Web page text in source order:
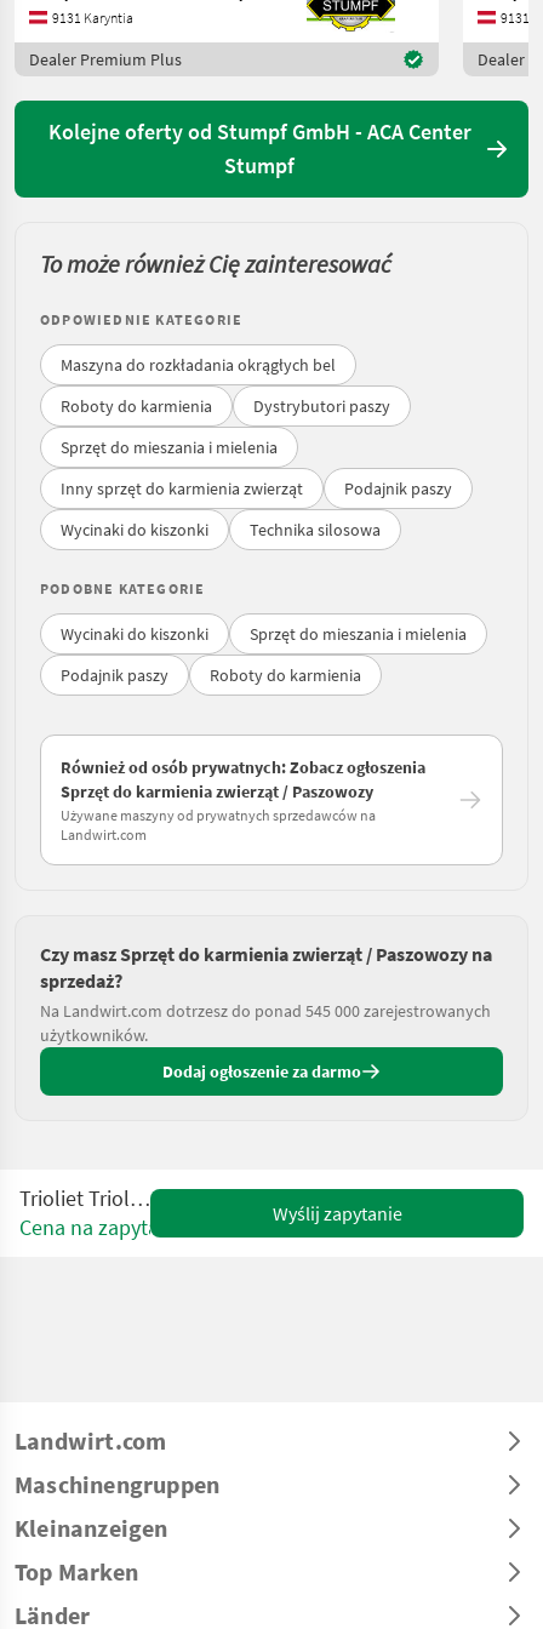
9131 Karyntia
Dealer Premium Plus
9131
Dealer
Kolejne oferty od Stumpf GmbH - ACA Center
Stumpf
To może również Cię zainteresować
ODPOWIEDNIE KATEGORIE
Maszyna do rozkładania okrągłych bel
Roboty do karmienia
Dystrybutori paszy
Sprzęt do mieszania i mielenia
Inny sprzęt do karmienia zwierząt
Podajnik paszy
Wycinaki do kiszonki
Technika silosowa
PODOBNE KATEGORIE
Wycinaki do kiszonki
Sprzęt do mieszania i mielenia
Podajnik paszy
Roboty do karmienia
Również od osób prywatnych: Zobacz ogłoszenia
Sprzęt do karmienia zwierząt / Paszowozy
Używane maszyny od prywatnych sprzedawców na
Landwirt.com
Czy masz Sprzęt do karmienia zwierząt / Paszowozy na
sprzedaż?
Na Landwirt.com dotrzesz do ponad 545 000 zarejestrowanych
użytkowników.
Dodaj ogłoszenie za darmo
Trioliet Triolit TM 12
Cena na zapytanie
Wyślij zapytanie
Landwirt.com
Maschinengruppen
Kleinanzeigen
Top Marken
Länder